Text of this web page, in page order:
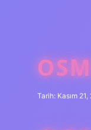
Tarih: Kasım